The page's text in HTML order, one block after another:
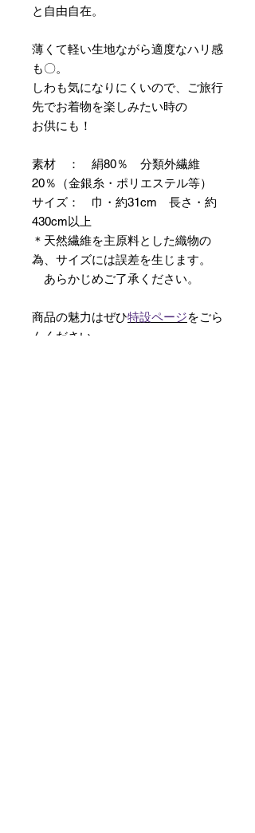
と自由自在。
薄くて軽い生地ながら適度なハリ感
も〇。
しわも気になりにくいので、ご旅行
先でお着物を楽しみたい時の
お供にも！
素材 ： 絹80％ 分類外繊維
20％（金銀糸・ポリエステル等）
サイズ： 巾・約31cm 長さ・約
430cm以上
＊天然繊維を主原料とした織物の
為、サイズには誤差を生じます。
あらかじめご了承ください。
商品の魅力はぜひ特設ページをごら
んください。